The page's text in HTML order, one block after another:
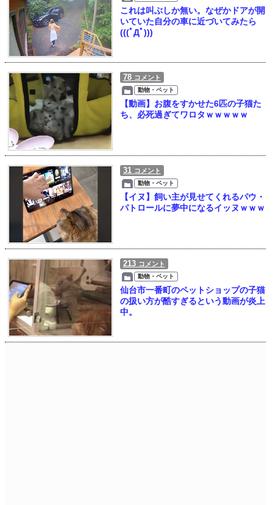
これは叫ぶしか無い。なぜかドアが開
いていた自分の車に近づいてみたら
(((ﾟДﾟ)))
78 コメント
動物・ペット
【動画】お腹をすかせた6匹の子猫た
ち、必死過ぎてワロタｗｗｗｗｗ
31 コメント
動物・ペット
【イヌ】飼い主が見せてくれるパウ・
パトロールに夢中になるイッヌｗｗｗ
213 コメント
動物・ペット
仙台市一番町のペットショップの子猫
の扱い方が酷すぎるという動画が炎上
中。